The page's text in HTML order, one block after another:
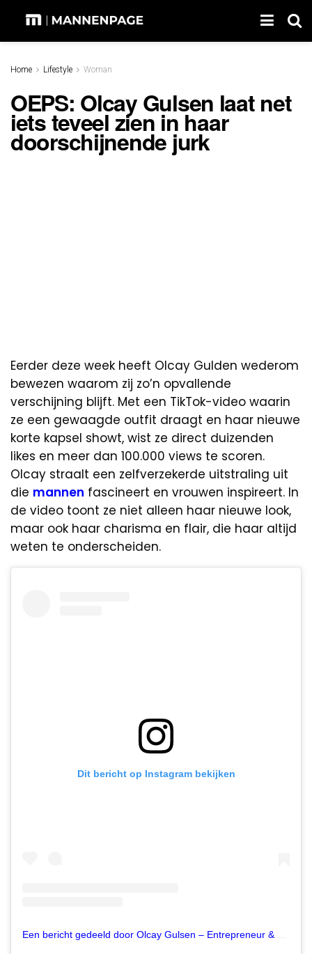
Home Lifestyle Woman
OEPS: Olcay Gulsen laat net
iets teveel zien in haar
doorschijnende jurk
Eerder deze week heeft Olcay Gulden wederom
bewezen waarom zij zo’n opvallende
verschijning blijft. Met een TikTok-video waarin
ze een gewaagde outfit draagt en haar nieuwe
korte kapsel showt, wist ze direct duizenden
likes en meer dan 100.000 views te scoren.
Olcay straalt een zelfverzekerde uitstraling uit
die mannen fascineert en vrouwen inspireert. In
de video toont ze niet alleen haar nieuwe look,
maar ook haar charisma en flair, die haar altijd
weten te onderscheiden.
Dit bericht op Instagram bekijken